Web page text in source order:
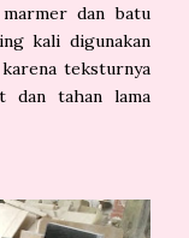
dan batu
kali digunakan
teksturnya
dan tahan lama